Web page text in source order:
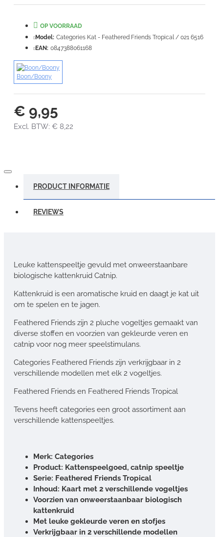
Note:HTML-code wordt niet vertaald!
Slecht
€ 9,95
Excl. BTW: € 8,22
OP VOORRAAD
Model: Categories Kat - Feathered Friends Tropical / 021 6516
EAN: 0847388061168
Boon/Boony
PRODUCT INFORMATIE
REVIEWS
Leuke kattenspeeltje gevuld met onweerstaanbare
biologische kattenkruid Catnip.
Kattenkruid is een aromatische kruid en daagt je kat uit
om te spelen en te jagen.
Feathered Friends zijn 2 pluche vogeltjes gemaakt van
diverse stoffen en voorzien van gekleurde veren en
catnip voor nog meer speelstimulans.
Categories Feathered Friends zijn verkrijgbaar in 2
verschillende modellen met elk 2 vogeltjes.
Feathered Friends en Feathered Friends Tropical
Tevens heeft categories een groot assortiment aan
verschillende kattenspeeltjes.
Merk: Categories
Product: Kattenspeelgoed, catnip speeltje
Serie: Feathered Friends Tropical
Inhoud: Kaart met 2 verschillende vogeltjes
Voorzien van onweerstaanbaar biologisch
kattenkruid
Met leuke gekleurde veren en stofjes
Verkrijgbaar in 2 verschillende modellen